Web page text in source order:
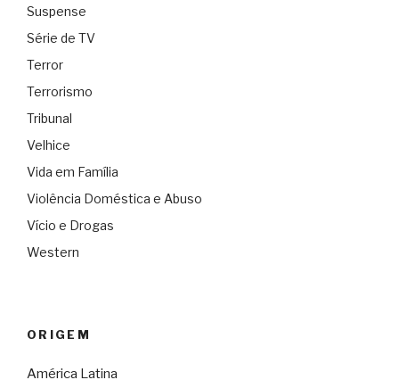
Suspense
Série de TV
Terror
Terrorismo
Tribunal
Velhice
Vida em Família
Violência Doméstica e Abuso
Vício e Drogas
Western
ORIGEM
América Latina